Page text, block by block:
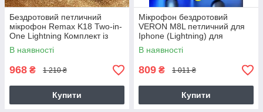
Бездротовий петличний
мікрофон Remax K18 Two-in-
One Lightning Комплект із
зарядним кейсом
В наявності
968 ₴ 1 210 ₴
Купити
Мікрофон бездротовий
VERON M8L петличний для
Iphone (Lightning) для
інтерв'ю для блогерів
Plug&Play
В наявності
809 ₴ 1 011 ₴
Купити